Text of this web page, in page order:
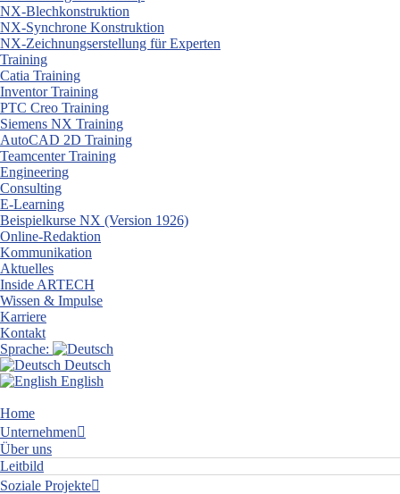
NX-Blechkonstruktion
NX-Synchrone Konstruktion
NX-Zeichnungserstellung für Experten
Training
Catia Training
Inventor Training
PTC Creo Training
Siemens NX Training
AutoCAD 2D Training
Teamcenter Training
Engineering
Consulting
E-Learning
Beispielkurse NX (Version 1926)
Online-Redaktion
Kommunikation
Aktuelles
Inside ARTECH
Wissen & Impulse
Karriere
Kontakt
Sprache:
Deutsch
English
Home
Unternehmen
Über uns
Leitbild
Soziale Projekte